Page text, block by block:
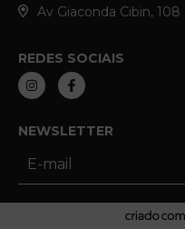
Av Giaconda Cibin,
REDES SOCIAIS
NEWSLETTER